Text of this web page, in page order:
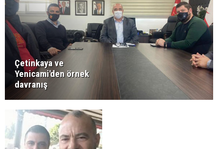
Çetinkaya ve
Yenicami'den örnek
davranış